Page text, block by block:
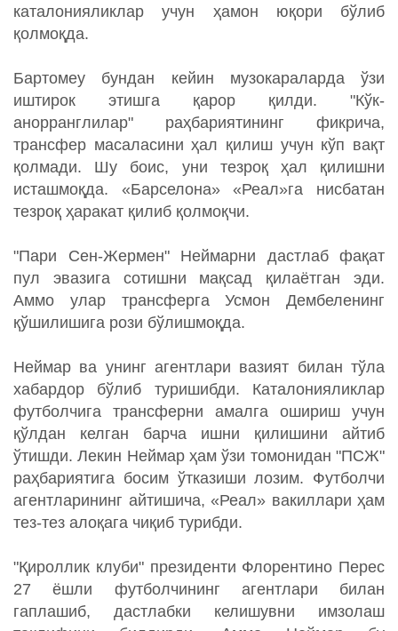
каталонияликлар учун ҳамон юқори бўлиб
қолмоқда.
Бартомеу бундан кейин музокараларда ўзи
иштирок этишга қарор қилди. "Кўк-
анорранглилар" раҳбариятининг фикрича,
трансфер масаласини ҳал қилиш учун кўп вақт
қолмади. Шу боис, уни тезроқ ҳал қилишни
исташмоқда. «Барселона» «Реал»га нисбатан
тезроқ ҳаракат қилиб қолмоқчи.
"Пари Сен-Жермен" Неймарни дастлаб фақат
пул эвазига сотишни мақсад қилаётган эди.
Аммо улар трансферга Усмон Дембеленинг
қўшилишига рози бўлишмоқда.
Неймар ва унинг агентлари вазият билан тўла
хабардор бўлиб туришибди. Каталонияликлар
футболчига трансферни амалга ошириш учун
қўлдан келган барча ишни қилишини айтиб
ўтишди. Лекин Неймар ҳам ўзи томонидан "ПСЖ"
раҳбариятига босим ўтказиши лозим. Футболчи
агентларининг айтишича, «Реал» вакиллари ҳам
тез-тез алоқага чиқиб турибди.
"Қироллик клуби" президенти Флорентино Перес
27 ёшли футболчининг агентлари билан
гаплашиб, дастлабки келишувни имзолаш